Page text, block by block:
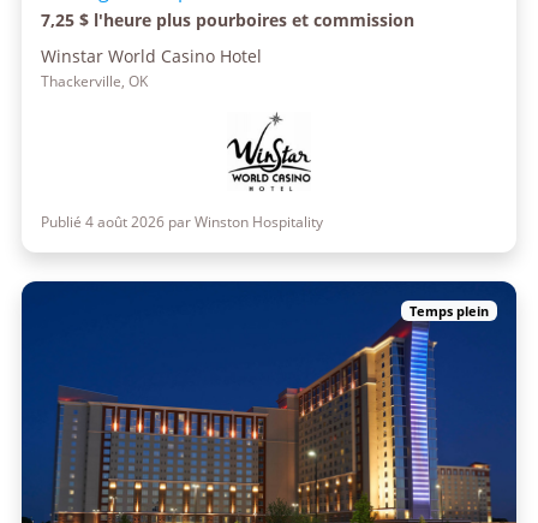
7,25 $ l'heure plus pourboires et commission
Winstar World Casino Hotel
Thackerville, OK
Publié 4 août 2026 par Winston Hospitality
Temps plein